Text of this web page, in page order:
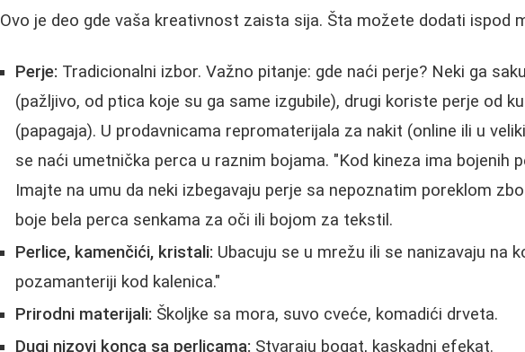
Ovo je deo gde vaša kreativnost zaista sija. Šta možete dodati ispod
Perje: Tradicionalni izbor. Važno pitanje: gde naći perje? Neki ga
(pažljivo, od ptica koje su ga same izgubile), drugi koriste perje od
(papagaja). U prodavnicama repromaterijala za nakit (online ili u
se naći umetnička perca u raznim bojama. "Kod kineza ima bojenih
Imajte na umu da neki izbegavaju perje sa nepoznatim poreklom
boje bela perca senkama za oči ili bojom za tekstil.
Perlice, kamenčići, kristali: Ubacuju se u mrežu ili se nanizavaju na
pozamanteriji kod kalenica."
Prirodni materijali: Školjke sa mora, suvo cveće, komadići drveta.
Dugi nizovi konca sa perlicama: Stvaraju bogat, kaskadni efekat.